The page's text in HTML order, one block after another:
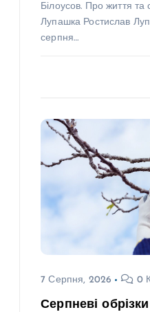
Білоусов. Про життя
Лупашка Ростислав
серпня…
7 Серпня, 2026 0
Серпневі